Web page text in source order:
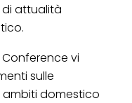
attualità
Conference vi
sulle
domestico